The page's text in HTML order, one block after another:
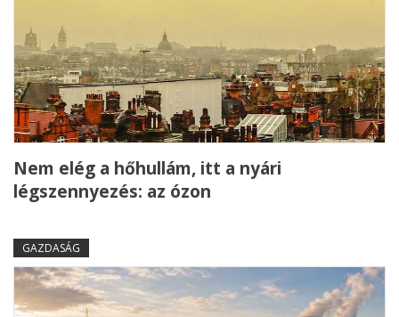
Nem elég a hőhullám, itt a nyári
légszennyezés: az ózon
GAZDASÁG